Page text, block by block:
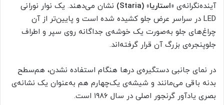
آینده‌نگرانه‌ی «استاریا» (Staria)
نشان می‌دهند. یک نوار نورانی
LED در سراسر عرض جلو کشیده شده است و پایین‌تر از آن
چراغ‌های جلو به‌صورت یک خوشه‌ی جداگانه روی سپر و اطراف
جلوپنجره‌ی بزرگ آن قرار گرفته‌اند.
در نمای جانبی دستگیره‌ی درها هنگام استفاده نشدن، هم‌سطح
بدنه باقی می‌مانند و شیشه‌ی یک‌چهارم هم به‌عنوان یک نشانه‌ی
بصری یادآور گرنجور اصلی در سال ۱۹۸۶ است.